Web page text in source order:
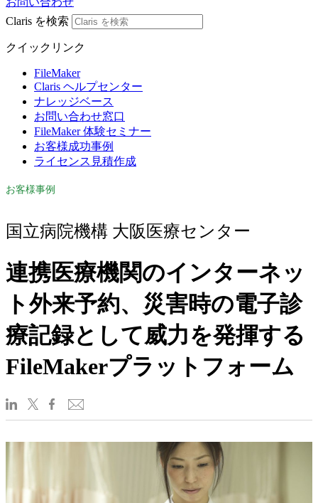
Claris を検索
クイックリンク
FileMaker
Claris ヘルプセンター
ナレッジベース
お問い合わせ窓口
FileMaker 体験セミナー
お客様成功事例
ライセンス見積作成
お客様事例
国立病院機構 大阪医療センター
連携医療機関のインターネッ
ト外来予約、災害時の電子診
療記録として威力を発揮する
FileMakerプラットフォーム